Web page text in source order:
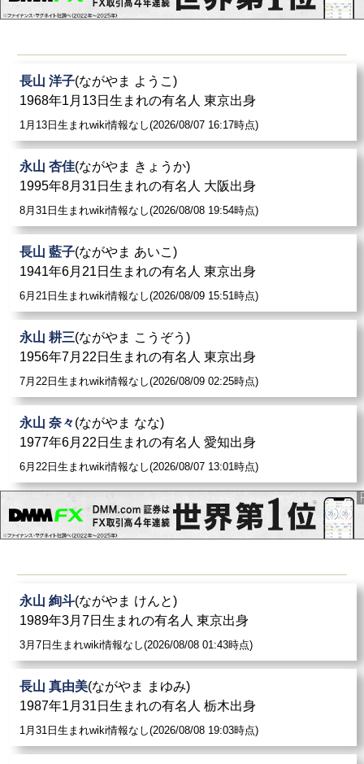
長山 洋子(ながやま ようこ)
1968年1月13日生まれの有名人 東京出身
1月13日生まれwiki情報なし(2026/08/07 16:17時点)
永山 杏佳(ながやま きょうか)
1995年8月31日生まれの有名人 大阪出身
8月31日生まれwiki情報なし(2026/08/08 19:54時点)
長山 藍子(ながやま あいこ)
1941年6月21日生まれの有名人 東京出身
6月21日生まれwiki情報なし(2026/08/09 15:51時点)
永山 耕三(ながやま こうぞう)
1956年7月22日生まれの有名人 東京出身
7月22日生まれwiki情報なし(2026/08/09 02:25時点)
永山 奈々(ながやま なな)
1977年6月22日生まれの有名人 愛知出身
6月22日生まれwiki情報なし(2026/08/07 13:01時点)
永山 絢斗(ながやま けんと)
1989年3月7日生まれの有名人 東京出身
3月7日生まれwiki情報なし(2026/08/08 01:43時点)
長山 真由美(ながやま まゆみ)
1987年1月31日生まれの有名人 栃木出身
1月31日生まれwiki情報なし(2026/08/08 19:03時点)